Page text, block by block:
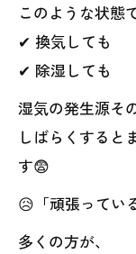
このような状態
✔ 換気しても
✔ 除湿しても
湿気の発生源そ
しばらくすると
す😨
😥「頑張ってい
多くの方が、